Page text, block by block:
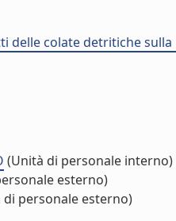
delle colate detritiche
(Unità di personale interno)
esterno)
di personale esterno)